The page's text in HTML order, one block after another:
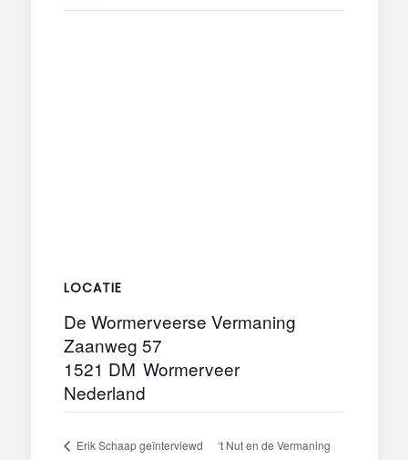
LOCATIE
De Wormerveerse Vermaning
Zaanweg 57
Wormerveer
1521 DM
Nederland
Erik Schaap geïnterviewd
‘t Nut en de Vermaning